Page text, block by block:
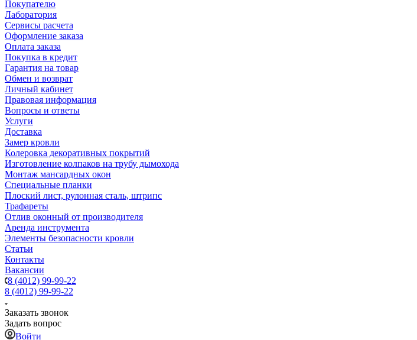
Покупателю
Лаборатория
Сервисы расчета
Оформление заказа
Оплата заказа
Покупка в кредит
Гарантия на товар
Обмен и возврат
Личный кабинет
Правовая информация
Вопросы и ответы
Услуги
Доставка
Замер кровли
Колеровка декоративных покрытий
Изготовление колпаков на трубу дымохода
Монтаж мансардных окон
Специальные планки
Плоский лист, рулонная сталь, штрипс
Трафареты
Отлив оконный от производителя
Аренда инструмента
Элементы безопасности кровли
Статьи
Контакты
Вакансии
8 (4012) 99-99-22
8 (4012) 99-99-22
Заказать звонок
Задать вопрос
Войти